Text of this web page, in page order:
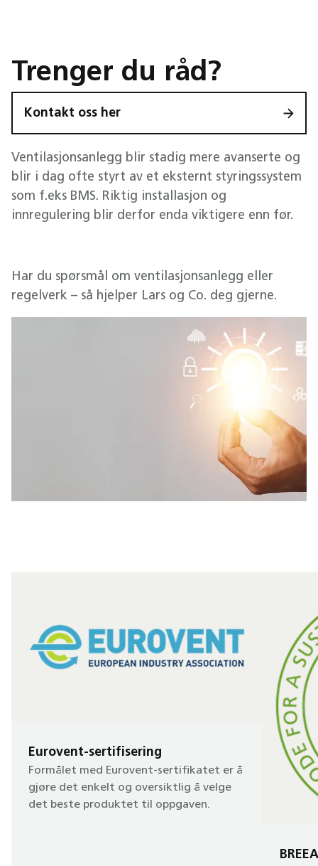
Trenger du råd?
Kontakt oss her
Ventilasjonsanlegg blir stadig mere avanserte og
blir i dag ofte styrt av et eksternt styringssystem
som f.eks BMS. Riktig installasjon og
innregulering blir derfor enda viktigere enn før.
Har du spørsmål om ventilasjonsanlegg eller
regelverk – så hjelper Lars og Co. deg gjerne.
Eurovent-sertifisering
Formålet med Eurovent-sertifikatet er å
gjøre det enkelt og oversiktlig å velge
det beste produktet til oppgaven.